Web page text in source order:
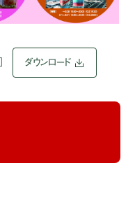
ダウンロード